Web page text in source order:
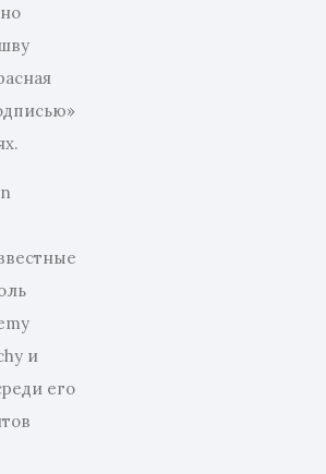
и
его